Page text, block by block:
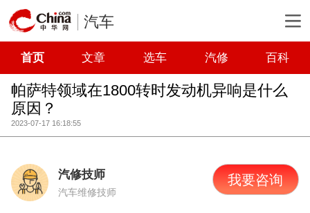
汽车
首页 文章 选车 汽修 百科
帕萨特领域在1800转时发动机异响是什么
原因？
2023-07-17 16:18:55
汽修技师
汽车维修技师
我要咨询